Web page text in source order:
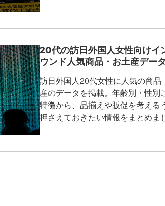
20代の訪日外国人女性向けイ
ウンド人気商品・お土産データ
訪日外国人20代女性に人気の商品
産のデータを掲載。年齢別・性別
特徴から、品揃えや販促を考える
押さえておきたい情報をまとめま